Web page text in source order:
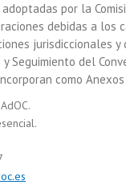
por la
debidas a los
jurisdiccionales y
Seguimiento del
como